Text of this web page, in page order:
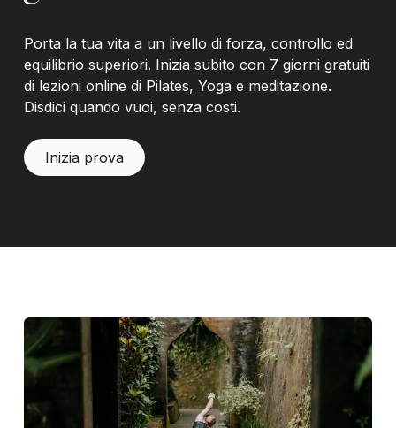
Porta la tua vita a un livello di forza, controllo ed
equilibrio superiori. Inizia subito con 7 giorni gratuiti
di lezioni online di Pilates, Yoga e meditazione.
Disdici quando vuoi, senza costi.
Inizia prova